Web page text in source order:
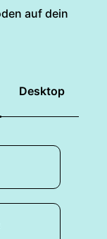
auf dein
Desktop